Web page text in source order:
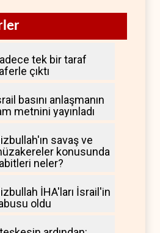
tek bir taraf
çıktı
basını anlaşmanın
metnini yayınladı
savaş ve
konusunda
neler?
İHA'ları İsrail'in
oldu